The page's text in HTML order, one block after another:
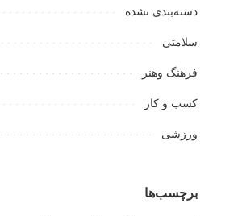
دسته‌بندی نشده
سلامتی
فرهنگ وهنر
کسب و کار
ورزشی
برچسب‌ها